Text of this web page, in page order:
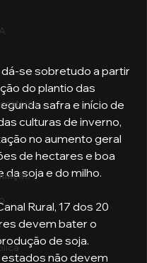
do plantio das
safra e início de
culturas de inverno,
no aumento geral
de hectares e boa
soja e do milho.
devem bater o
de soja.
não devem